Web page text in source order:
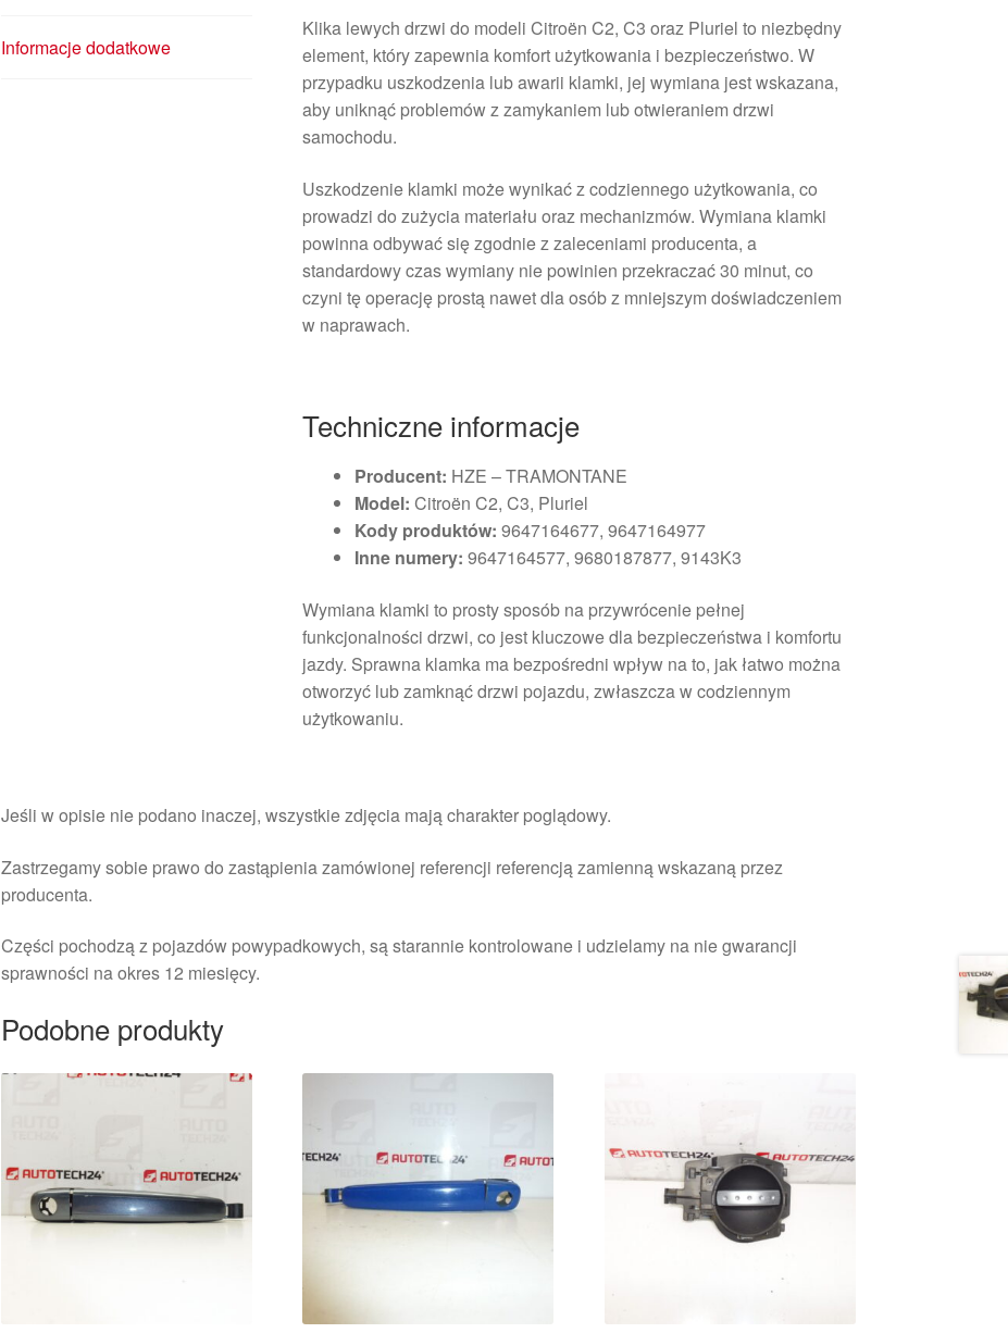
Informacje dodatkowe
Klika lewych drzwi do modeli Citroën C2, C3 oraz Pluriel to niezbędny
element, który zapewnia komfort użytkowania i bezpieczeństwo. W
przypadku uszkodzenia lub awarii klamki, jej wymiana jest wskazana,
aby uniknąć problemów z zamykaniem lub otwieraniem drzwi
samochodu.
Uszkodzenie klamki może wynikać z codziennego użytkowania, co
prowadzi do zużycia materiału oraz mechanizmów. Wymiana klamki
powinna odbywać się zgodnie z zaleceniami producenta, a
standardowy czas wymiany nie powinien przekraczać 30 minut, co
czyni tę operację prostą nawet dla osób z mniejszym doświadczeniem
w naprawach.
Techniczne informacje
Producent: HZE – TRAMONTANE
Model: Citroën C2, C3, Pluriel
Kody produktów: 9647164677, 9647164977
Inne numery: 9647164577, 9680187877, 9143K3
Wymiana klamki to prosty sposób na przywrócenie pełnej
funkcjonalności drzwi, co jest kluczowe dla bezpieczeństwa i komfortu
jazdy. Sprawna klamka ma bezpośredni wpływ na to, jak łatwo można
otworzyć lub zamknąć drzwi pojazdu, zwłaszcza w codziennym
użytkowaniu.
Jeśli w opisie nie podano inaczej, wszystkie zdjęcia mają charakter poglądowy.
Zastrzegamy sobie prawo do zastąpienia zamówionej referencji referencją zamienną wskazaną przez
producenta.
Części pochodzą z pojazdów powypadkowych, są starannie kontrolowane i udzielamy na nie gwarancji
sprawności na okres 12 miesięcy.
Podobne produkty